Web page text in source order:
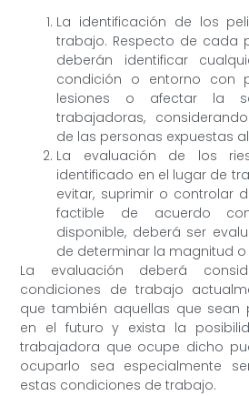
La identificación de los
trabajo. Respecto de cada
deberán identificar
condición o entorno con
lesiones o afectar la
trabajadoras,
de las personas expuestas
La evaluación de los
identificado en el lugar de
evitar, suprimir o controlar
factible de acuerdo
disponible, deberá ser
de determinar la magnitud o
La evaluación deberá
condiciones de trabajo
que también aquellas que sean
en el futuro y exista la
trabajadora que ocupe dicho
ocuparlo sea especialmente
estas condiciones de trabajo.